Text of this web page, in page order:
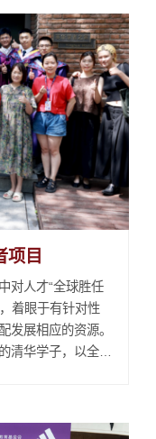
展“国际组织周”...
项目
对人才“全球胜任
着眼于有针对性
发展相应的资源。
清华学子，以全额